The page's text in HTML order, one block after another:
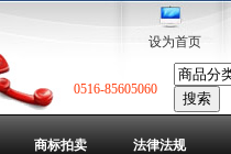
设为首页
0516-85605060
商标拍卖 法律法规